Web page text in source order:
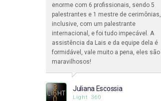
enorme com 6 profissionais, sendo 5
palestrantes e 1 mestre de cerimônias,
inclusive, com um palestrante
internacional, e foi tudo impecável. A
assistência da Lais e da equipe dela é
formidável, vale muito a pena, eles são
maravilhosos!
Juliana Escossia
Light 360